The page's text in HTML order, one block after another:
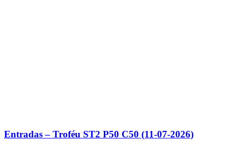
Entradas – Troféu ST2 P50 C50 (11-07-2026)